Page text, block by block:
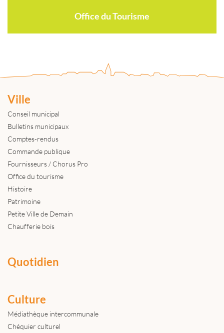
Office du Tourisme
Ville
Conseil municipal
Bulletins municipaux
Comptes-rendus
Commande publique
Fournisseurs / Chorus Pro
Office du tourisme
Histoire
Patrimoine
Petite Ville de Demain
Chaufferie bois
Quotidien
Culture
Médiathèque intercommunale
Chéquier culturel